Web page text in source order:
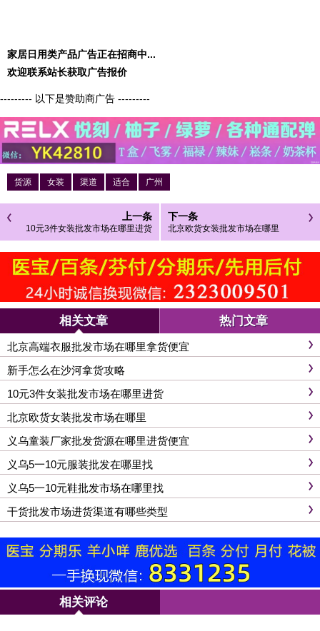
家居日用类产品广告正在招商中...
欢迎联系站长获取广告报价
--------- 以下是赞助商广告 ---------
货源 女装 渠道 适合 广州
上一条
10元3件女装批发市场在哪里进货
下一条
北京欧货女装批发市场在哪里
相关文章 热门文章
北京高端衣服批发市场在哪里拿货便宜
新手怎么在沙河拿货攻略
10元3件女装批发市场在哪里进货
北京欧货女装批发市场在哪里
义乌童装厂家批发货源在哪里进货便宜
义乌5一10元服装批发在哪里找
义乌5一10元鞋批发市场在哪里找
干货批发市场进货渠道有哪些类型
相关评论